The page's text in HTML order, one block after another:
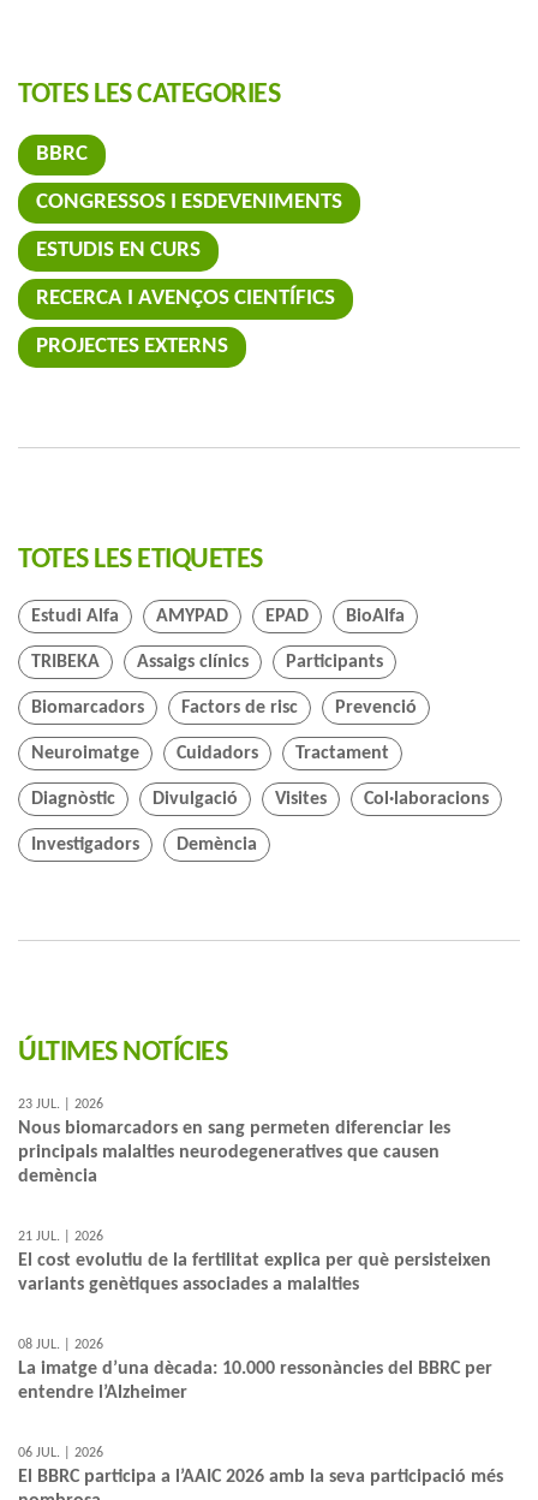
TOTES LES CATEGORIES
BBRC
CONGRESSOS I ESDEVENIMENTS
ESTUDIS EN CURS
RECERCA I AVENÇOS CIENTÍFICS
PROJECTES EXTERNS
TOTES LES ETIQUETES
Estudi Alfa AMYPAD EPAD BioAlfa
TRIBEKA Assaigs clínics Participants
Biomarcadors Factors de risc Prevenció
Neuroimatge Cuidadors Tractament
Diagnòstic Divulgació Visites Col·laboracions
Investigadors Demència
ÚLTIMES NOTÍCIES
23 JUL. | 2026
Nous biomarcadors en sang permeten diferenciar les
principals malalties neurodegeneratives que causen
demència
21 JUL. | 2026
El cost evolutiu de la fertilitat explica per què persisteixen
variants genètiques associades a malalties
08 JUL. | 2026
La imatge d’una dècada: 10.000 ressonàncies del BBRC per
entendre l’Alzheimer
06 JUL. | 2026
El BBRC participa a l’AAIC 2026 amb la seva participació més